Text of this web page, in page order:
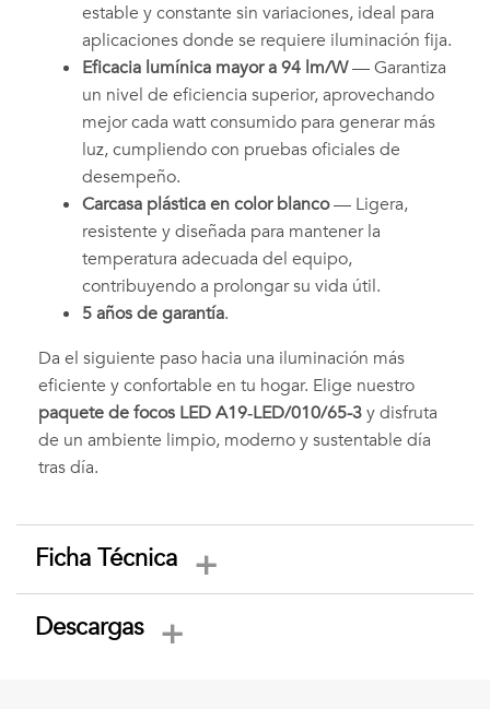
estable y constante sin variaciones, ideal para
aplicaciones donde se requiere iluminación fija.
Eficacia lumínica mayor a 94 lm/W— Garantiza
un nivel de eficiencia superior, aprovechando
mejor cada watt consumido para generar más
luz, cumpliendo con pruebas oficiales de
desempeño.
Carcasa plástica en color blanco— Ligera,
resistente y diseñada para mantener la
temperatura adecuada del equipo,
contribuyendo a prolongar su vida útil.
5 años de garantía.
Da el siguiente paso hacia una iluminación más
eficiente y confortable en tu hogar. Elige nuestro
paquete de focos LED A19‑LED/010/65-3y disfruta
de un ambiente limpio, moderno y sustentable día
tras día.
Ficha Técnica
Descargas